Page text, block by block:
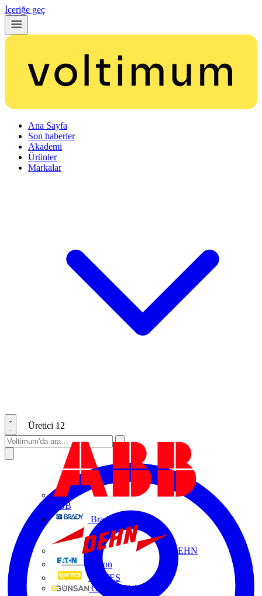
İçeriğe geç
Ana Sayfa
Son haberler
Akademi
Ürünler
Markalar
Üretici 12
ABB
Brady
DEHN
Eaton
ENTES
Günsan Elektrik